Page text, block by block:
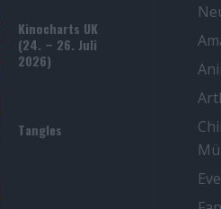
Kinocharts UK
(24. – 26. Juli
2026)
Tangles